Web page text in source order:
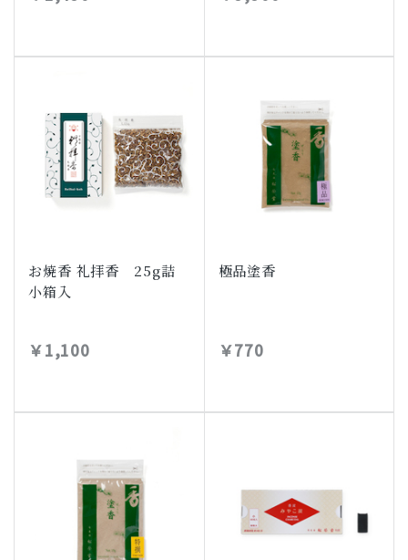
お焼香 礼拝香 25g詰
小箱入
￥1,100
極品塗香
￥770